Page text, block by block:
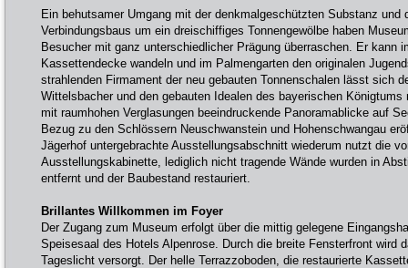
Ein behutsamer Umgang mit der denkmalgeschützten Substanz und
Verbindungsbaus um ein dreischiffiges Tonnengewölbe haben
Besucher mit ganz unterschiedlicher Prägung überraschen. Er kann
Kassettendecke wandeln und im Palmengarten den originalen
strahlenden Firmament der neu gebauten Tonnenschalen lässt sich
Wittelsbacher und den gebauten Idealen des bayerischen Königtums
mit raumhohen Verglasungen beeindruckende Panoramablicke auf
Bezug zu den Schlössern Neuschwanstein und Hohenschwangau
Jägerhof untergebrachte Ausstellungsabschnitt wiederum nutzt die
Ausstellungskabinette, lediglich nicht tragende Wände wurden in
entfernt und der Baubestand restauriert.
Brillantes Willkommen im Foyer
Der Zugang zum Museum erfolgt über die mittig gelegene
Speisesaal des Hotels Alpenrose. Durch die breite Fensterfront wird
Tageslicht versorgt. Der helle Terrazzoboden, die restaurierte